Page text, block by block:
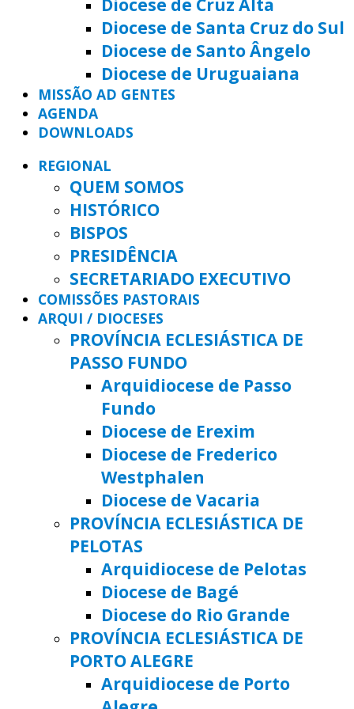
Diocese de Santa Cruz do Sul
Diocese de Santo Ângelo
Diocese de Uruguaiana
MISSÃO AD GENTES
AGENDA
DOWNLOADS
REGIONAL
QUEM SOMOS
HISTÓRICO
BISPOS
PRESIDÊNCIA
SECRETARIADO EXECUTIVO
COMISSÕES PASTORAIS
ARQUI / DIOCESES
PROVÍNCIA ECLESIÁSTICA DE
PASSO FUNDO
Arquidiocese de Passo
Fundo
Diocese de Erexim
Diocese de Frederico
Westphalen
Diocese de Vacaria
PROVÍNCIA ECLESIÁSTICA DE
PELOTAS
Arquidiocese de Pelotas
Diocese de Bagé
Diocese do Rio Grande
PROVÍNCIA ECLESIÁSTICA DE
PORTO ALEGRE
Arquidiocese de Porto